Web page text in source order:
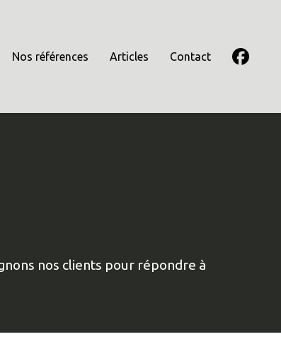
Nos références Articles Contact
nos clients pour répondre à